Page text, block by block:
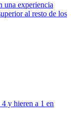
una experiencia
al resto de los
4 y hieren a 1 en